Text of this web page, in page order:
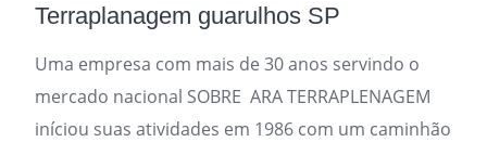
Terraplanagem guarulhos SP
Uma empresa com mais de 30 anos servindo o
mercado nacional SOBRE ARA TERRAPLENAGEM
iníciou suas atividades em 1986 com um caminhão